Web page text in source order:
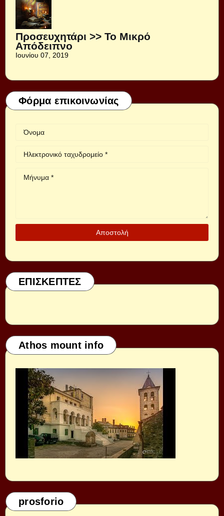
Προσευχητάρι >> Το Μικρό
Απόδειπνο
Ιουνίου 07, 2019
Φόρμα επικοινωνίας
ΕΠΙΣΚΕΠΤΕΣ
Athos mount info
prosforio